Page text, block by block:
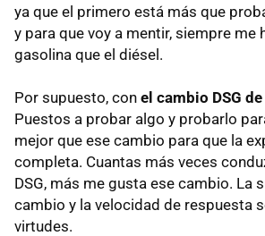
ya que el primero está más que
y para que voy a mentir, siempre me
gasolina que el diésel.
Por supuesto, con el cambio DSG
Puestos a probar algo y probarlo
mejor que ese cambio para que la
completa. Cuantas más veces
DSG, más me gusta ese cambio. La
cambio y la velocidad de respuesta
virtudes.